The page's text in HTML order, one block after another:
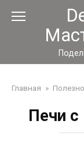
Главная »
Печи